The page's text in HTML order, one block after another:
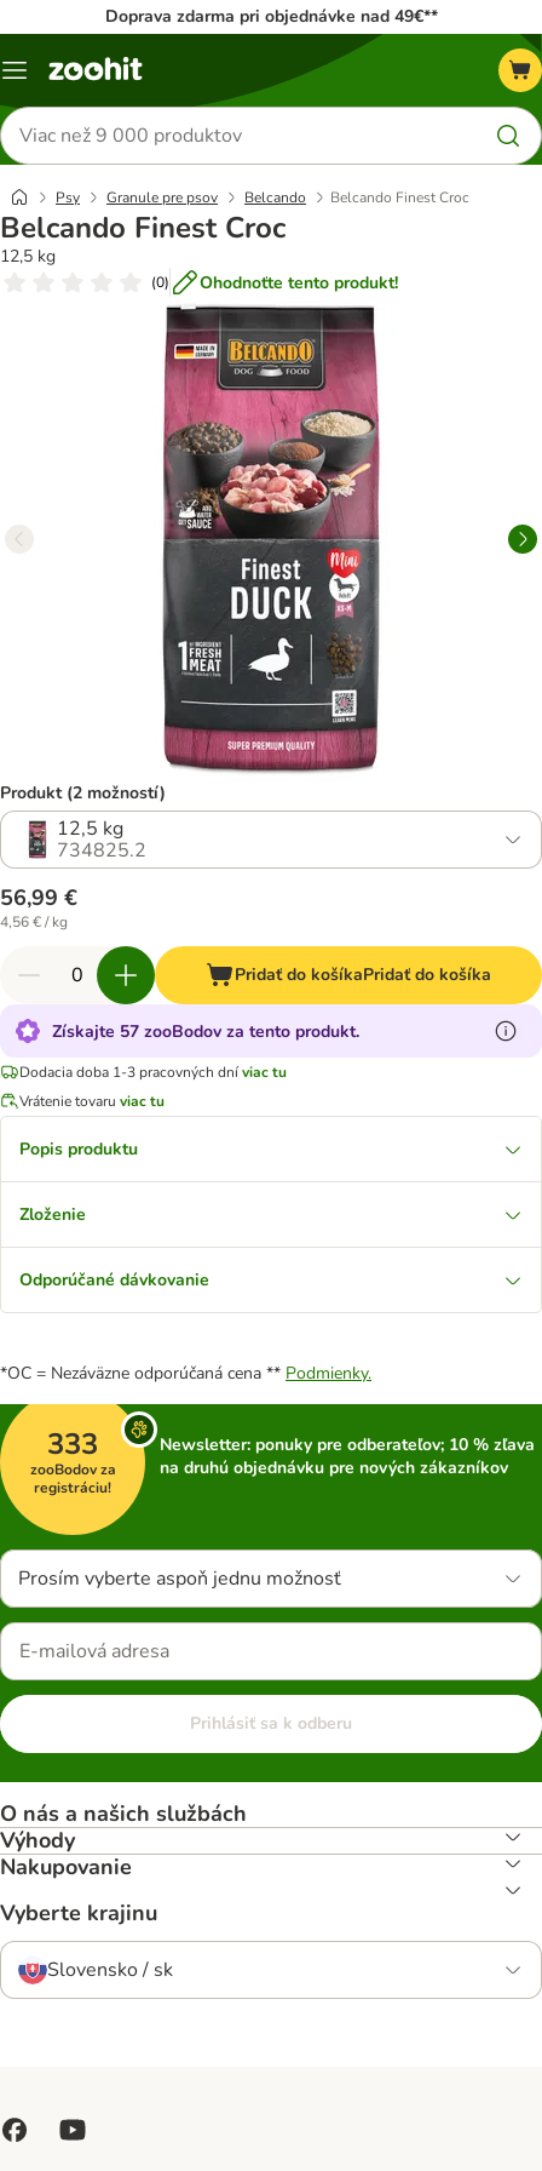
Doprava zdarma pri objednávke nad 49€**
Kategórie
Hľadať
produkty
Psy Granule pre psov Belcando Belcando Finest Croc
Belcando Finest Croc
12,5 kg
(0) Ohodnoťte tento produkt!
Produkt (2 možností)
12,5 kg
734825.2
56,99 €
4,56 € / kg
Pridať do košíkaPridať do košíka
Získajte 57 zooBodov za tento produkt.
Dodacia doba 1-3 pracovných dníviac tu
Vrátenie tovaru viac tu
Popis produktu
Zloženie
Odporúčané dávkovanie
*OC = Nezáväzne odporúčaná cena ** Podmienky.
333
zooBodov za
registráciu!
Newsletter: ponuky pre odberateľov; 10 % zľava
na druhú objednávku pre nových zákazníkov
Prosím vyberte aspoň jednu možnosť
Prihlásiť sa k odberu
O nás a našich službách
Výhody
Nakupovanie
Vyberte krajinu
Slovensko / sk